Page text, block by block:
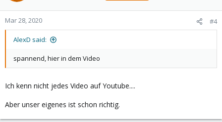
Mar 28, 2020 #4
AlexD said:
spannend, hier in dem Video
Ich kenn nicht jedes Video auf Youtube....
Aber unser eigenes ist schon richtig.